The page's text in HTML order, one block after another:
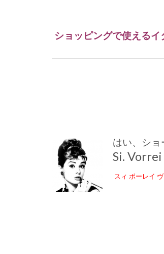
ショッピングで使えるイ
はい、ショ
Si.
スィ ボーレイ